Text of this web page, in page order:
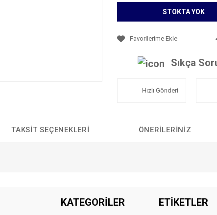
STOKTA YOK
Sıkça
Hızlı Gönderi
TAKSIT SEÇENEKLERI ÖNERILERINIZ
Bu ürüne ilk yorumu siz yapın!
KATEGORİLER ETİKETLER